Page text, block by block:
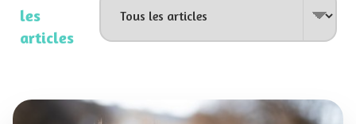
les
articles